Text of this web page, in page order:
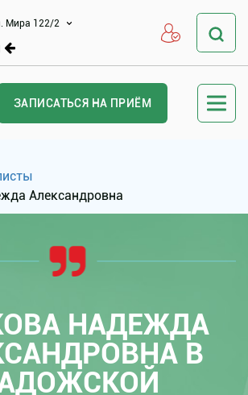
Мира 122/2
ЗАПИСАТЬСЯ НА ПРИЁМ
Александровна
НАДЕЖДА
В